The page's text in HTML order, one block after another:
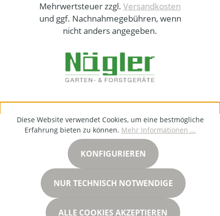
Mehrwertsteuer zzgl. Versandkosten
und ggf. Nachnahmegebühren, wenn
nicht anders angegeben.
Diese Website verwendet Cookies, um eine bestmögliche
Erfahrung bieten zu können. Mehr Informationen ...
NUR TECHNISCH NOTWENDIGE
KONFIGURIEREN
ALLE COOKIES AKZEPTIEREN